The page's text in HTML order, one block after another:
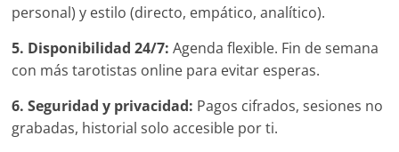
personal) y estilo (directo, empático, analítico).
5. Disponibilidad 24/7: Agenda flexible. Fin de semana
con más tarotistas online para evitar esperas.
6. Seguridad y privacidad: Pagos cifrados, sesiones no
grabadas, historial solo accesible por ti.